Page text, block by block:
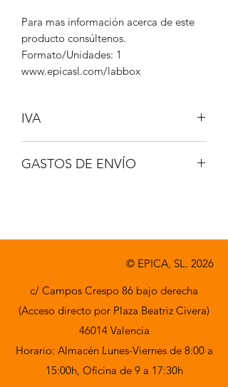
Para mas información acerca de este
producto consúltenos.
Formato/Unidades: 1
www.epicasl.com/labbox
IVA
GASTOS DE ENVÍO
© EPICA, SL. 2026
c/ Campos Crespo 86 bajo derecha
(Acceso directo por Plaza Beatriz Civera)
46014 Valencia
Horario: Almacén Lunes-Viernes de 8:00 a
15:00h, Oficina de 9 a 17:30h